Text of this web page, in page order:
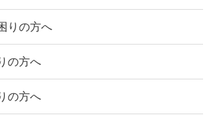
りの方へ
の方へ
の方へ